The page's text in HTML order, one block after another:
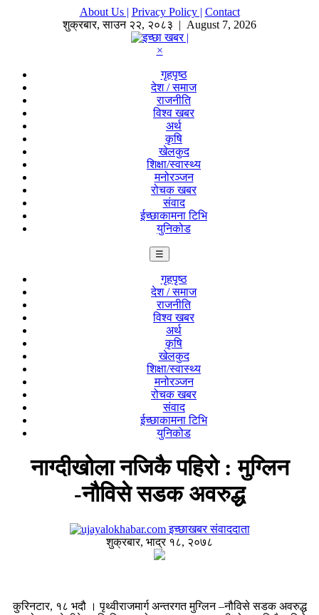
About Us | Privacy Policy | Contact
शुक्रबार,साउन २२, २०८३ | August 7, 2026
×
गृहपृष्ठ
देश / समाज
राजनीति
विश्व खबर
अर्थ
कृषि
खेलकुद
शिक्षा/स्वास्थ्य
मनोरञ्जन
रोचक खबर
संवाद
ईच्छाकामना टिभि
युनिकोड
☰
गृहपृष्ठ
देश / समाज
राजनीति
विश्व खबर
अर्थ
कृषि
खेलकुद
शिक्षा/स्वास्थ्य
मनोरञ्जन
रोचक खबर
संवाद
ईच्छाकामना टिभि
युनिकोड
नाग्दीखोला नजिकै पहिरो : मुग्लिन
-नौविसे सडक अवरुद्ध
इच्छाखबर संवाददाता
शुक्रबार, भाद्र १८, २०७८
कुरिनटार, १८ भदौ । पृथ्वीराजमार्ग अन्तरगत मुग्लिन –नौविसे सडक अवरुद्ध